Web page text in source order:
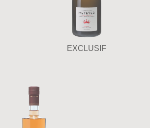
EXCLUSIF